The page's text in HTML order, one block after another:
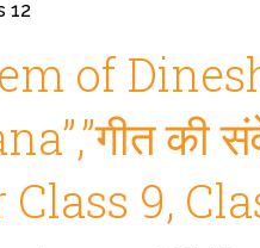
12
of
की
9,